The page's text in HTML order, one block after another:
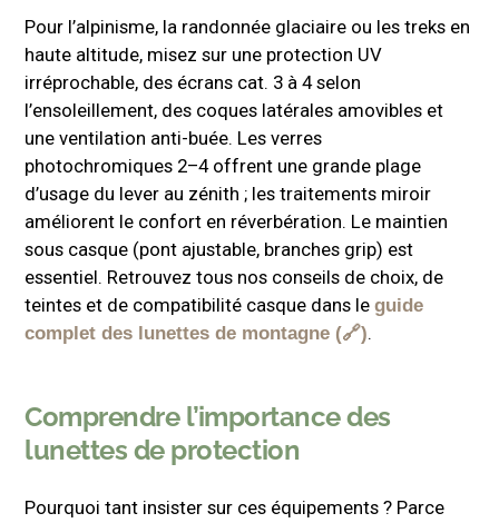
Pour l’alpinisme, la randonnée glaciaire ou les treks en
haute altitude, misez sur une protection UV
irréprochable, des écrans cat. 3 à 4 selon
l’ensoleillement, des coques latérales amovibles et
une ventilation anti-buée. Les verres
photochromiques 2–4 offrent une grande plage
d’usage du lever au zénith ; les traitements miroir
améliorent le confort en réverbération. Le maintien
sous casque (pont ajustable, branches grip) est
essentiel. Retrouvez tous nos conseils de choix, de
teintes et de compatibilité casque dans leguide
complet des lunettes de montagne
.
Comprendre l’importance des
lunettes de protection
Pourquoi tant insister sur ces équipements ? Parce